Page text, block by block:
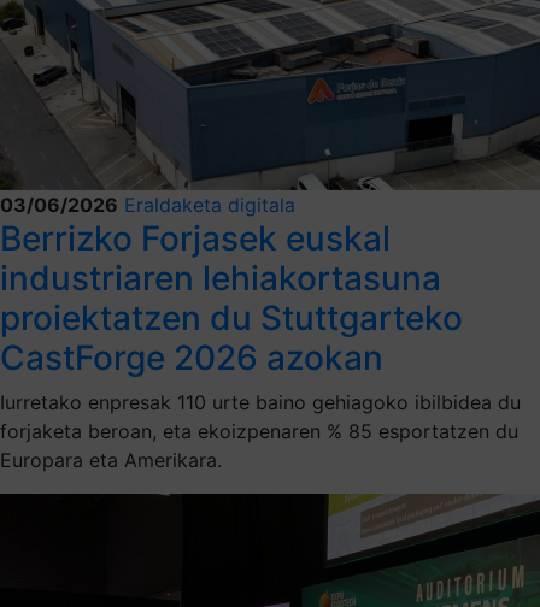
03/06/2026 Eraldaketa digitala
Berrizko Forjasek euskal
industriaren lehiakortasuna
proiektatzen du Stuttgarteko
CastForge 2026 azokan
Iurretako enpresak 110 urte baino gehiagoko ibilbidea du
forjaketa beroan, eta ekoizpenaren % 85 esportatzen du
Europara eta Amerikara.